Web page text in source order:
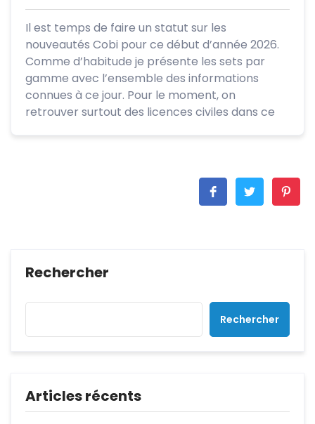
Il est temps de faire un statut sur les
nouveautés Cobi pour ce début d’année 2026.
Comme d’habitude je présente les sets par
gamme avec l’ensemble des informations
connues à ce jour. Pour le moment, on
retrouver surtout des licences civiles dans ce
Rechercher
Rechercher
Articles récents